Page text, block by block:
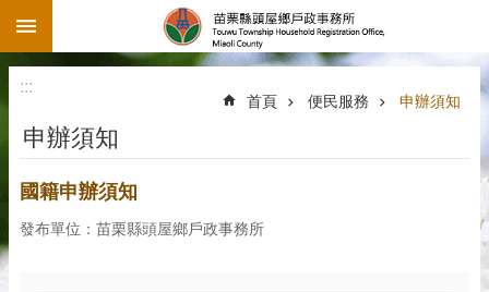
跳到主要內容區塊
:::
首頁 便民服務 申辦須知
申辦須知
國籍申辦須知
發布單位：苗栗縣頭屋鄉戶政事務所